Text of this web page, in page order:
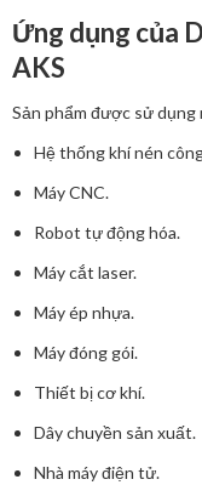
Ứng dụng của
AKS
Sản phẩm được sử dụng
Hệ thống khí nén
Máy CNC.
Robot tự động hóa.
Máy cắt laser.
Máy ép nhựa.
Máy đóng gói.
Thiết bị cơ khí.
Dây chuyền sản xuất.
Nhà máy điện tử.